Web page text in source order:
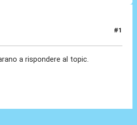
#1
a rispondere al topic.